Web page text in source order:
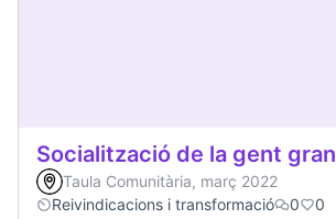
Socialització de la gent gran
Taula Comunitària, març 2022
Reivindicacions i transformació
0 0